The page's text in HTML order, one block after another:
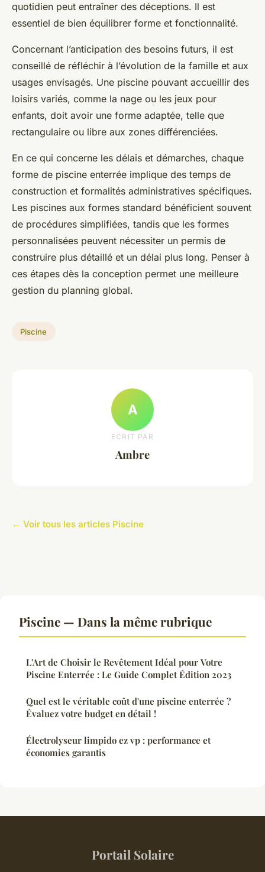
quotidien peut entraîner des déceptions. Il est
essentiel de bien équilibrer forme et fonctionnalité.
Concernant l’anticipation des besoins futurs, il est
conseillé de réfléchir à l’évolution de la famille et aux
usages envisagés. Une piscine pouvant accueillir des
loisirs variés, comme la nage ou les jeux pour
enfants, doit avoir une forme adaptée, telle que
rectangulaire ou libre aux zones différenciées.
En ce qui concerne les délais et démarches, chaque
forme de piscine enterrée implique des temps de
construction et formalités administratives spécifiques.
Les piscines aux formes standard bénéficient souvent
de procédures simplifiées, tandis que les formes
personnalisées peuvent nécessiter un permis de
construire plus détaillé et un délai plus long. Penser à
ces étapes dès la conception permet une meilleure
gestion du planning global.
Piscine
A
ECRIT PAR
Ambre
← Voir tous les articles Piscine
Piscine — Dans la même rubrique
L'Art de Choisir le Revêtement Idéal pour Votre
Piscine Enterrée : Le Guide Complet Édition 2023
Quel est le véritable coût d'une piscine enterrée ?
Évaluez votre budget en détail !
Électrolyseur limpido ez vp : performance et
économies garantis
Portail Solaire